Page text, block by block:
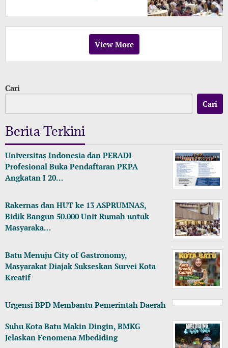
View More
Cari
Cari
Berita Terkini
Universitas Indonesia dan PERADI
Profesional Buka Pendaftaran PKPA
Angkatan I 20…
Rakernas dan HUT ke 13 ASPRUMNAS,
Bidik Bangun 50.000 Unit Rumah untuk
Masyaraka…
Batu Menuju City of Gastronomy,
Masyarakat Diajak Sukseskan Survei Kota
Kreatif
Urgensi BPD Membantu Pemerintah Daerah
Suhu Kota Batu Makin Dingin, BMKG
Jelaskan Fenomena Mbediding